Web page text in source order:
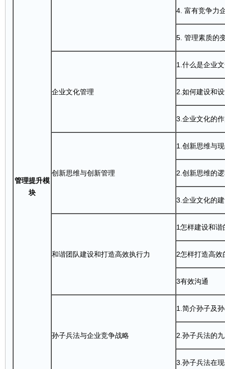
管理提升模
块
4. 富有竞争力
5. 管理素质的
企业文化管理
1.什么是企业
2.如何建设和
3.企业文化的
创新思维与创新管理
1.创新思维与
2.创新思维的
3.企业文化的
和谐团队建设和打造高效执行力
1怎样建设和谐
2怎样打造高效
3有效沟通
孙子兵法与企业竞争战略
1.简介孙子及
2.孙子兵法的
3.孙子兵法在